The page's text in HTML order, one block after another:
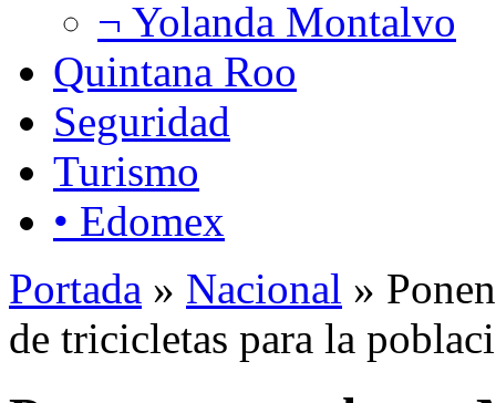
¬ Yolanda Montalvo
Quintana Roo
Seguridad
Turismo
• Edomex
Portada » Nacional »
de tricicletas para la